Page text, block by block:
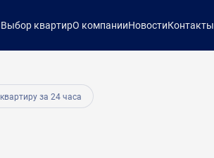
Выбор квартирО компанииНовостиКонтакты
за 24 часа